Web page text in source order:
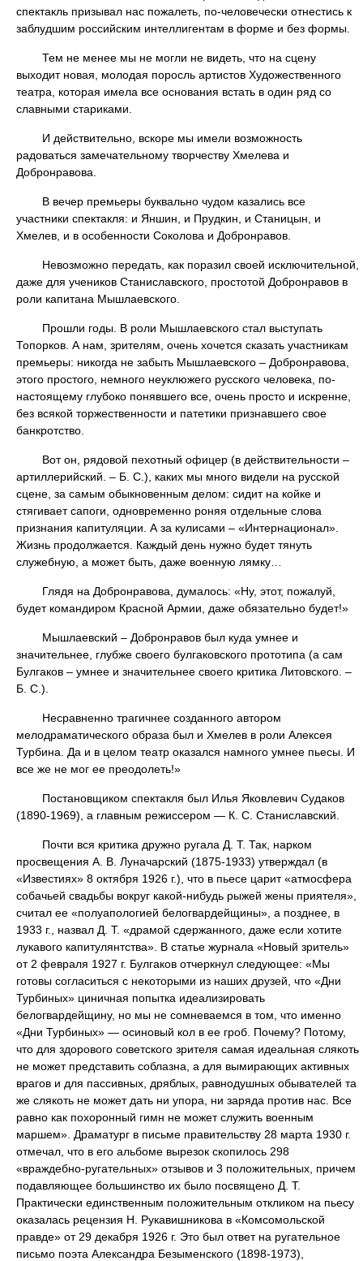
спектакль призывал нас пожалеть, по-человечески отнестись к
заблудшим российским интеллигентам в форме и без формы.
Тем не менее мы не могли не видеть, что на сцену
выходит новая, молодая поросль артистов Художественного
театра, которая имела все основания встать в один ряд со
славными стариками.
И действительно, вскоре мы имели возможность
радоваться замечательному творчеству Хмелева и
Добронравова.
В вечер премьеры буквально чудом казались все
участники спектакля: и Яншин, и Прудкин, и Станицын, и
Хмелев, и в особенности Соколова и Добронравов.
Невозможно передать, как поразил своей исключительной,
даже для учеников Станиславского, простотой Добронравов в
роли капитана Мышлаевского.
Прошли годы. В роли Мышлаевского стал выступать
Топорков. А нам, зрителям, очень хочется сказать участникам
премьеры: никогда не забыть Мышлаевского – Добронравова,
этого простого, немного неуклюжего русского человека, по-
настоящему глубоко понявшего все, очень просто и искренне,
без всякой торжественности и патетики признавшего свое
банкротство.
Вот он, рядовой пехотный офицер (в действительности –
артиллерийский. – Б. С.), каких мы много видели на русской
сцене, за самым обыкновенным делом: сидит на койке и
стягивает сапоги, одновременно роняя отдельные слова
признания капитуляции. А за кулисами – «Интернационал».
Жизнь продолжается. Каждый день нужно будет тянуть
служебную, а может быть, даже военную лямку…
Глядя на Добронравова, думалось: «Ну, этот, пожалуй,
будет командиром Красной Армии, даже обязательно будет!»
Мышлаевский – Добронравов был куда умнее и
значительнее, глубже своего булгаковского прототипа (а сам
Булгаков – умнее и значительнее своего критика Литовского. –
Б. С.).
Несравненно трагичнее созданного автором
мелодраматического образа был и Хмелев в роли Алексея
Турбина. Да и в целом театр оказался намного умнее пьесы. И
все же не мог ее преодолеть!»
Постановщиком спектакля был Илья Яковлевич Судаков
(1890-1969), а главным режиссером — К. С. Станиславский.
Почти вся критика дружно ругала Д. Т. Так, нарком
просвещения А. В. Луначарский (1875-1933) утверждал (в
«Известиях» 8 октября 1926 г.), что в пьесе царит «атмосфера
собачьей свадьбы вокруг какой-нибудь рыжей жены приятеля»,
считал ее «полуапологией белогвардейщины», а позднее, в
1933 г., назвал Д. Т. «драмой сдержанного, даже если хотите
лукавого капитулянтства». В статье журнала «Новый зритель»
от 2 февраля 1927 г. Булгаков отчеркнул следующее: «Мы
готовы согласиться с некоторыми из наших друзей, что «Дни
Турбиных» циничная попытка идеализировать
белогвардейщину, но мы не сомневаемся в том, что именно
«Дни Турбиных» — осиновый кол в ее гроб. Почему? Потому,
что для здорового советского зрителя самая идеальная слякоть
не может представить соблазна, а для вымирающих активных
врагов и для пассивных, дряблых, равнодушных обывателей та
же слякоть не может дать ни упора, ни заряда против нас. Все
равно как похоронный гимн не может служить военным
маршем». Драматург в письме правительству 28 марта 1930 г.
отмечал, что в его альбоме вырезок скопилось 298
«враждебно-ругательных» отзывов и 3 положительных, причем
подавляющее большинство их было посвящено Д. Т.
Практически единственным положительным откликом на пьесу
оказалась рецензия Н. Рукавишникова в «Комсомольской
правде» от 29 декабря 1926 г. Это был ответ на ругательное
письмо поэта Александра Безыменского (1898-1973),